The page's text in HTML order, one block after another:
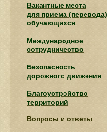
Вакантные места
для приема (перевода)
обучающихся
Международное
сотрудничество
Безопасность
дорожного движения
Благоустройство
территорий
Вопросы и ответы